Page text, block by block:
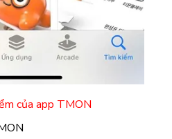
của app TMON